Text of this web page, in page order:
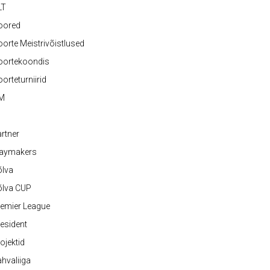
Meistrivõistlused
CUP
League